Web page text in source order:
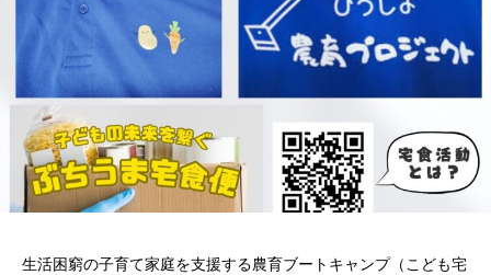
生活困窮の子育て家庭を支援する農育ブートキャンプ（こども宅